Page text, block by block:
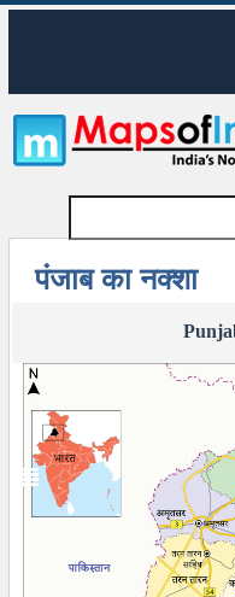
पंजाब का नक्शा